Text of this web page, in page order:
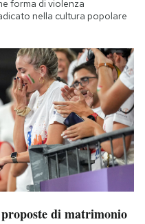
forma di violenza
nella cultura popolare
di matrimonio